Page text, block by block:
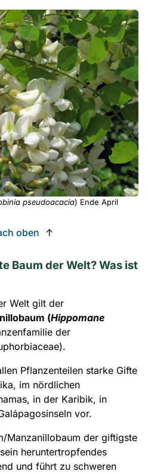
pseudoacacia) Ende April
oben ↑
Baum der Welt? Was ist
Welt gilt der
(Hippomane
der
Pflanzenteilen starke Gifte
im nördlichen
in der Karibik, in
vor.
Manzanillobaum der giftigste
heruntertropfendes
und führt zu schweren